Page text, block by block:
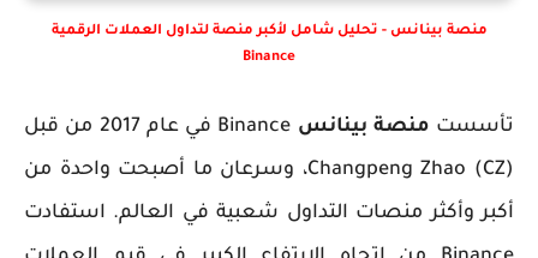
منصة بينانس - تحليل شامل لأكبر منصة لتداول العملات الرقمية
Binance
تأسست منصة بينانس
Binance في عام 2017 من قبل
Changpeng Zhao (CZ)، وسرعان ما أصبحت واحدة من
أكبر وأكثر منصات التداول شعبية في العالم. استفادت